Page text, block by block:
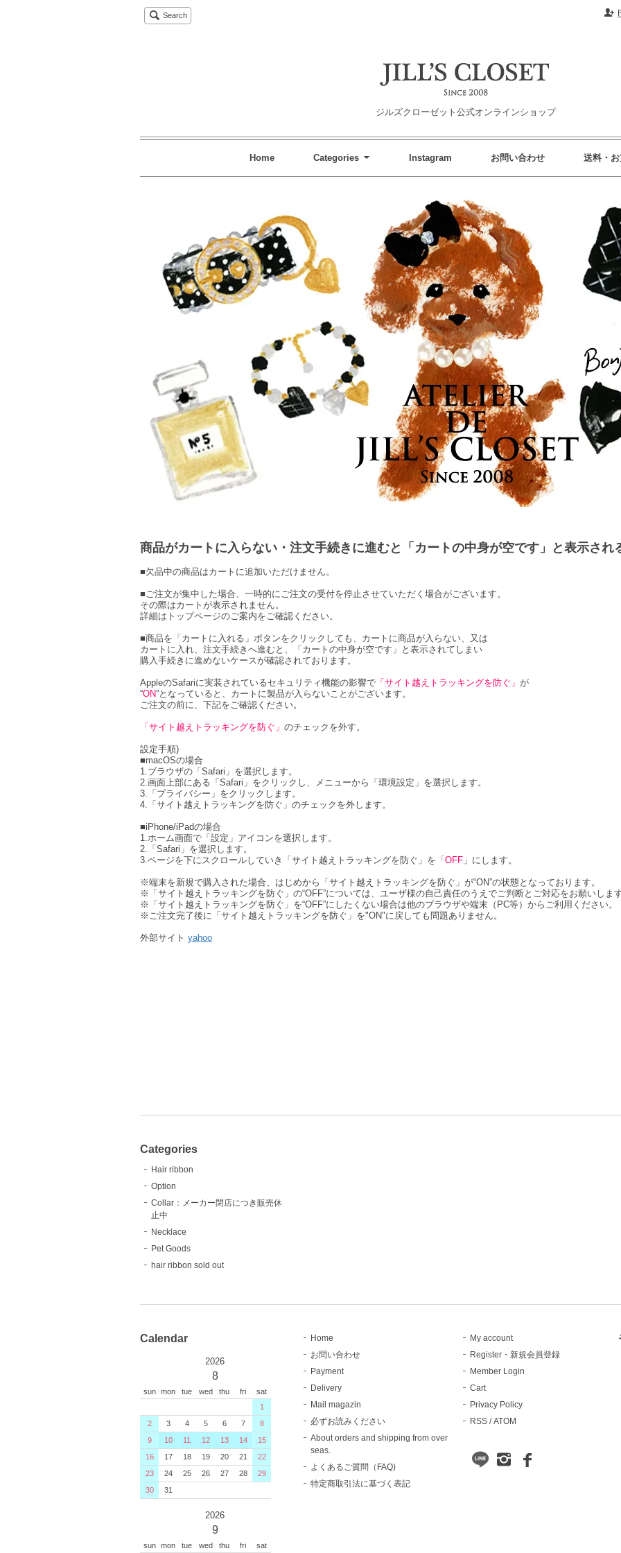
Search
ジルズクローゼット公式オンラインショップ
Home Categories Instagram お問い合わせ 送料・
商品がカートに入らない・注文手続きに進むと「カートの中身が空です」と表示され
■欠品中の商品はカートに追加いただけません。
■ご注文が集中した場合、一時的にご注文の受付を停止させていただく場合がございます。
その際はカートが表示されません。
詳細はトップページのご案内をご確認ください。
■商品を「カートに入れる」ボタンをクリックしても、カートに商品が入らない、又は
カートに入れ、注文手続きへ進むと、「カートの中身が空です」と表示されてしまい
購入手続きに進めないケースが確認されております。
AppleのSafariに実装されているセキュリティ機能の影響で 「サイト越えトラッキングを防ぐ」 が
“ON”となっていると、カートに製品が入らないことがございます。
ご注文の前に、下記をご確認ください。
「サイト越えトラッキングを防ぐ」 のチェックを外す。
設定手順)
■macOSの場合
1.ブラウザの「Safari」を選択します。
2.画面上部にある「Safari」をクリックし、メニューから「環境設定」を選択します。
3.「プライバシー」をクリックします。
4.「サイト越えトラッキングを防ぐ」のチェックを外します。
■iPhone/iPadの場合
1.ホーム画面で「設定」アイコンを選択します。
2.「Safari」を選択します。
3.ページを下にスクロールしていき「サイト越えトラッキングを防ぐ」を「 OFF 」にします。
※端末を新規で購入された場合、はじめから「サイト越えトラッキングを防ぐ」が“ON”の状態となっております。
※「サイト越えトラッキングを防ぐ」の“OFF”については、ユーザ様の自己責任のうえでご判断とご対応をお願いしま
※「サイト越えトラッキングを防ぐ」を“OFF”にしたくない場合は他のブラウザや端末（PC等）からご利用ください。
※ご注文完了後に「サイト越えトラッキングを防ぐ」を"ON"に戻しても問題ありません。
外部サイト yahoo
Categories
Hair ribbon
Option
Collar：メーカー閉店につき販売休
止中
Necklace
Pet Goods
hair ribbon sold out
Calendar
2026
8
sun mon tue wed thu fri
sat
1
2
3 4 5 6 7
8
9
10 11 12 13 14
15
16
17 18 19 20 21
22
23
24 25 26 27 28
29
30
31
2026
9
sun mon tue wed thu fri sat
Home
お問い合わせ
Payment
Delivery
Mail magazin
必ずお読みください
About orders and shipping from over
seas.
よくあるご質問（FAQ)
特定商取引法に基づく表記
My account
Register・新規会員登録
Member Login
Cart
Privacy Policy
RSS /ATOM